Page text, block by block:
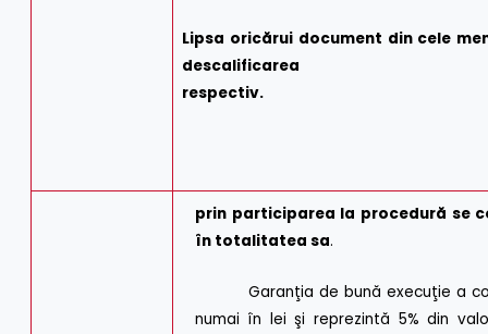
Lipsa oricărui document din cele
respectiv.
prin participarea la procedură se
în totalitatea sa.
Garanţia de bună execuţie a
numai în lei şi reprezintă 5% din